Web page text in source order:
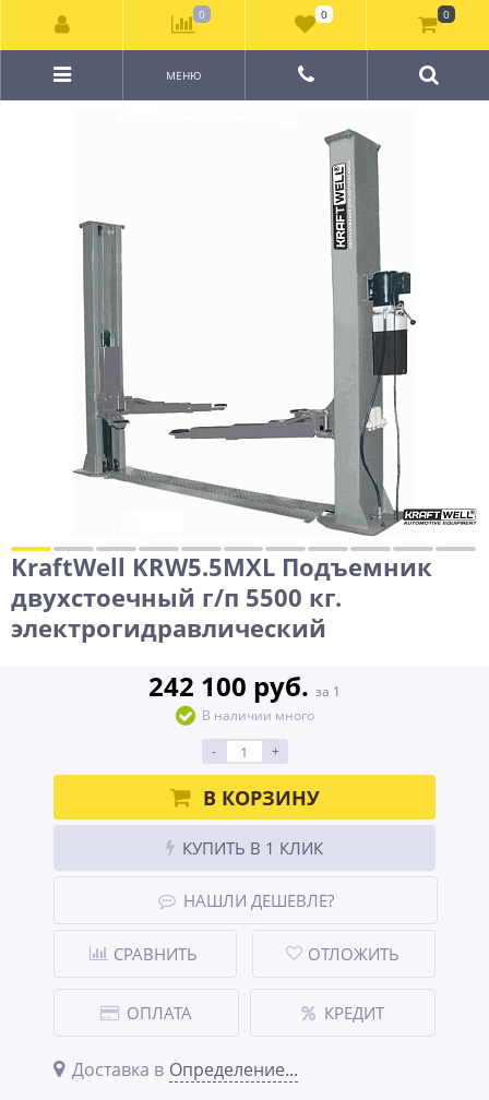
МЕНЮ
KraftWell KRW5.5MXL Подъемник
двухстоечный г/п 5500 кг.
электрогидравлический
242 100 руб. за 1
В наличии много
-
+
В КОРЗИНУ
КУПИТЬ В 1 КЛИК
НАШЛИ ДЕШЕВЛЕ?
СРАВНИТЬ ОТЛОЖИТЬ
ОПЛАТА КРЕДИТ
Доставка в Определение...
0 0 0